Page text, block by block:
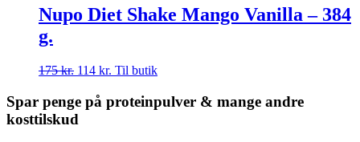
var:
32 kr..
er:
31 kr..
Nupo Diet Shake Mango Vanilla – 384
g.
175kr. Den
pris
var:
175 kr..
114 kr. Den
pris
Til butik
Spar penge på proteinpulver & mange andre
kosttilskud